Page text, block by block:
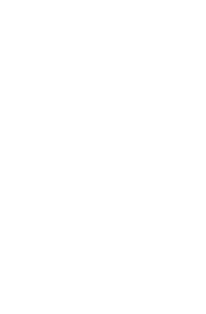
Microsoft и
South Park и